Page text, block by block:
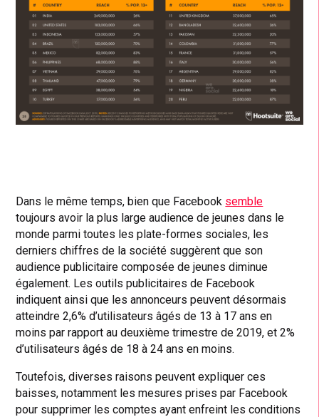
Dans le même temps, bien que Facebook semble
toujours avoir la plus large audience de jeunes dans le
monde parmi toutes les plate-formes sociales, les
derniers chiffres de la société suggèrent que son
audience publicitaire composée de jeunes diminue
également. Les outils publicitaires de Facebook
indiquent ainsi que les annonceurs peuvent désormais
atteindre 2,6% d’utilisateurs âgés de 13 à 17 ans en
moins par rapport au deuxième trimestre de 2019, et 2%
d’utilisateurs âgés de 18 à 24 ans en moins.
Toutefois, diverses raisons peuvent expliquer ces
baisses, notamment les mesures prises par Facebook
pour supprimer les comptes ayant enfreint les conditions